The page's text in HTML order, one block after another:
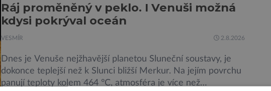
Ráj proměněný v peklo. I Venuši možná
kdysi pokrýval oceán
VESMÍR 2.8.2026
Dnes je Venuše nejžhavější planetou Sluneční soustavy, je
dokonce teplejší než k Slunci bližší Merkur. Na jejím povrchu
panují teploty kolem 464 °C, atmosféra je více než